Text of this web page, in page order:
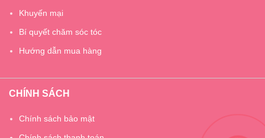
Khuyến mại
Bí quyết chăm sóc tóc
Hướng dẫn mua hàng
CHÍNH SÁCH
Chính sách bảo mật